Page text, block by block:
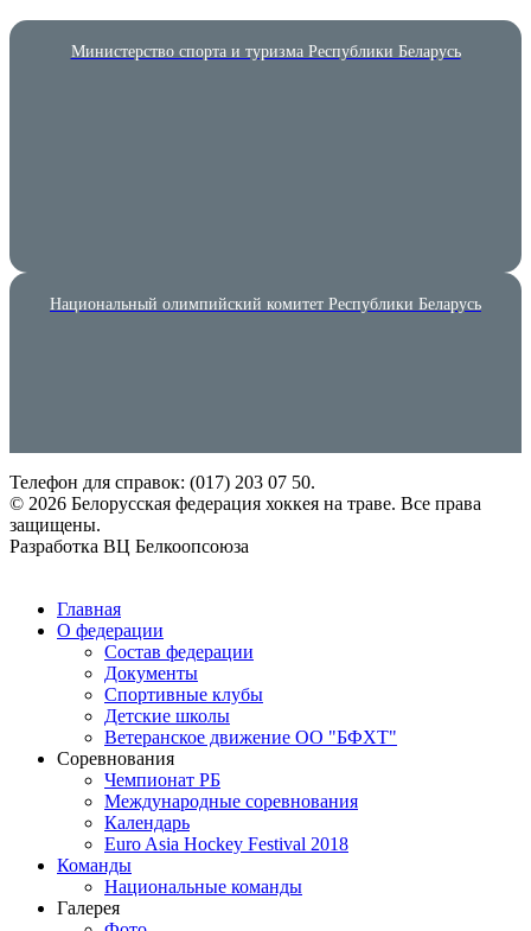
Министерство спорта и туризма Республики Беларусь
Национальный олимпийский комитет Республики Беларусь
International Hockey Federation
Телефон для справок: (017) 203 07 50.
© 2026 Белорусская федерация хоккея на траве. Все права
защищены.
Разработка ВЦ Белкоопсоюза
Главная
О федерации
Состав федерации
Документы
Спортивные клубы
Детские школы
Ветеранское движение ОО "БФХТ"
Соревнования
Чемпионат РБ
Международные соревнования
Календарь
Euro Asia Hockey Festival 2018
Команды
Национальные команды
Галерея